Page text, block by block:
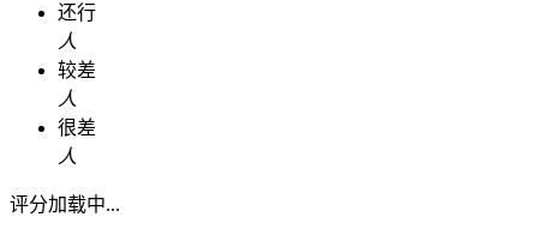
还行
人
较差
人
很差
人
评分加载中...